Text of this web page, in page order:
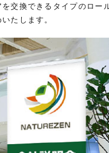
交換できるタイプのロー
たします。